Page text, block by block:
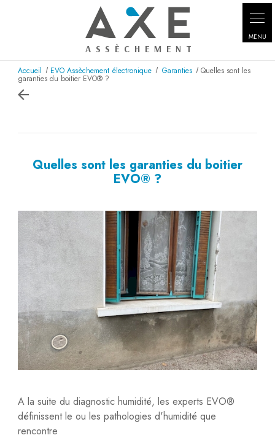
Accueil EVO Assèchement électronique Garanties Quelles sont les
garanties du boitier EVO® ?
Quelles sont les garanties du boitier
EVO® ?
A la suite du diagnostic humidité, les experts EVO®
définissent le ou les pathologies d'humidité que
rencontre